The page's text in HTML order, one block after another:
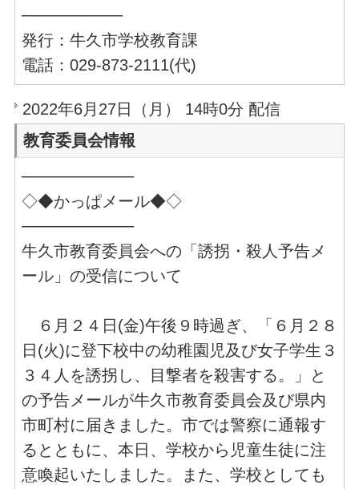
─────────
発行：牛久市学校教育課
電話：029-873-2111(代)
2022年6月27日（月） 14時0分 配信
教育委員会情報
──────────
◇◆かっぱメール◆◇
──────────
牛久市教育委員会への「誘拐・殺人予告メ
ール」の受信について
６月２４日(金)午後９時過ぎ、「６月２８
日(火)に登下校中の幼稚園児及び女子学生３
３４人を誘拐し、目撃者を殺害する。」と
の予告メールが牛久市教育委員会及び県内
市町村に届きました。市では警察に通報す
るとともに、本日、学校から児童生徒に注
意喚起いたしました。また、学校としても